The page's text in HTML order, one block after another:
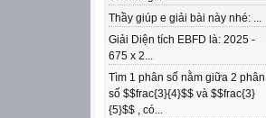
Thầy giúp e giải bài này nhé: ...
Giải Diện tích EBFD là: 2025 -
675 x 2...
Tìm 1 phân số nằm giữa 2 phân
số $$frac{3}{4}$$ và $$frac{3}
{5}$$ , có...